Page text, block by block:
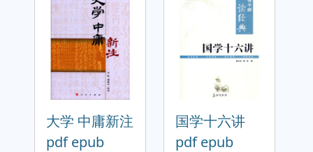
大学 中庸新注
pdf epub
国学十六讲
pdf epub